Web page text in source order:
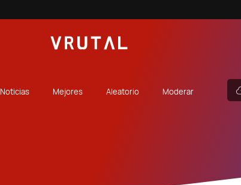
Noticias Mejores Aleatorio Moderar